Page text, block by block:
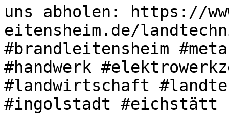
uns abholen: https://
eitensheim.de/
#brandleitensheim
#handwerk
#landwirtschaft